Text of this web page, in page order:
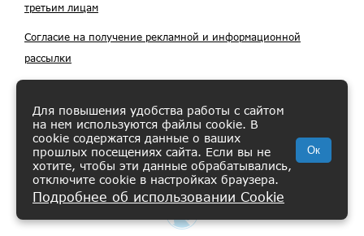
третьим лицам
Согласие на получение рекламной и информационной
рассылки
Для повышения удобства работы с сайтом
на нем используются файлы cookie. В
cookie содержатся данные о ваших
прошлых посещениях сайта. Если вы не
хотите, чтобы эти данные обрабатывались,
отключите cookie в настройках браузера.
Подробнее об использовании Cookie
Ок